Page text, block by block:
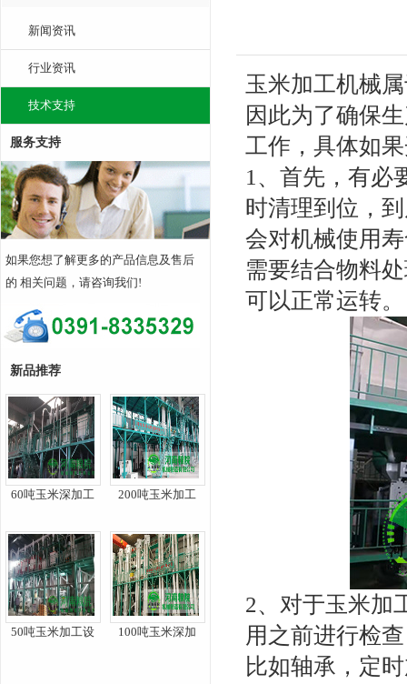
新闻资讯
行业资讯
技术支持
服务支持
如果您想了解更多的产品信息及售后
的 相关问题，请咨询我们!
新品推荐
60吨玉米深加工 200吨玉米加工
50吨玉米加工设 100吨玉米深加
玉米加工机械
因此为了确保
工作，具体如
1、首先，有必
时清理到位，
会对机械使用
需要结合物料
可以正常运转。
2、对于玉米加
用之前进行检
比如轴承，定